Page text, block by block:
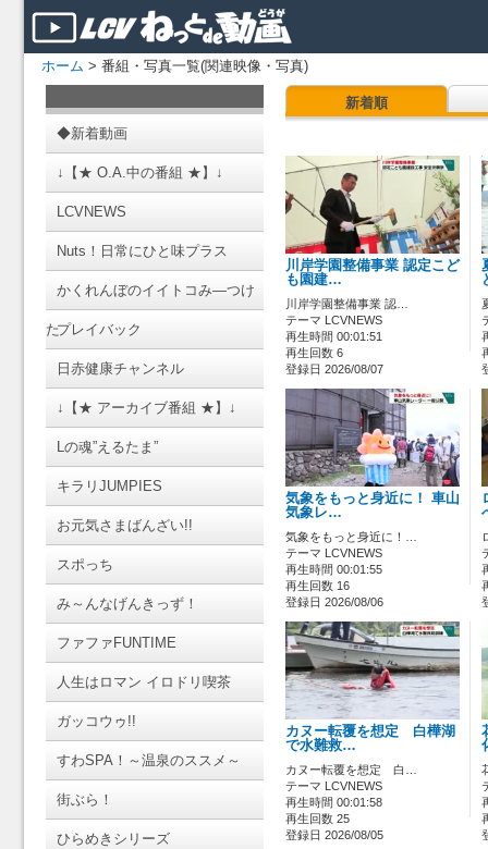
ホーム > 番組・写真一覧(関連映像・写真)
◆新着動画
↓【★ O.A.中の番組 ★】↓
LCVNEWS
Nuts！日常にひと味プラス
かくれんぼのイイトコみ―つけ
たプレイバック
日赤健康チャンネル
↓【★ アーカイブ番組 ★】↓
Lの魂”えるたま”
キラリJUMPIES
お元気さまばんざい!!
スポっち
み～んなげんきっず！
ファファFUNTIME
人生はロマン イロドリ喫茶
ガッコウゥ!!
すわSPA！～温泉のススメ～
街ぶら！
ひらめきシリーズ
新着順
川岸学園整備事業 認定こど
も園建…
川岸学園整備事業 認…
テーマ LCVNEWS
再生時間 00:01:51
再生回数 6
登録日 2026/08/07
気象をもっと身近に！ 車山
気象レ…
気象をもっと身近に！…
テーマ LCVNEWS
再生時間 00:01:55
再生回数 16
登録日 2026/08/06
カヌー転覆を想定 白樺湖
で水難救…
カヌー転覆を想定 白…
テーマ LCVNEWS
再生時間 00:01:58
再生回数 25
登録日 2026/08/05